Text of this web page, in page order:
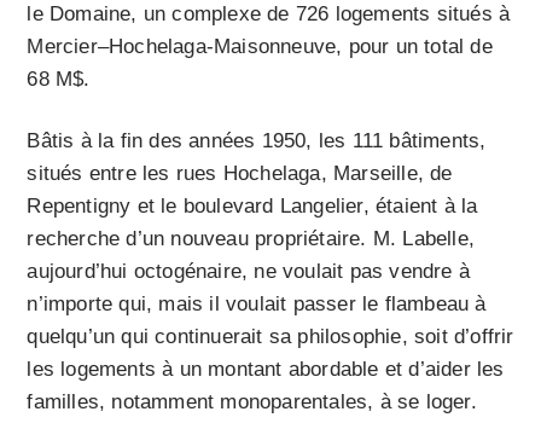
le Domaine, un complexe de 726 logements situés à
Mercier–Hochelaga-Maisonneuve, pour un total de
68 M$.
Bâtis à la fin des années 1950, les 111 bâtiments,
situés entre les rues Hochelaga, Marseille, de
Repentigny et le boulevard Langelier, étaient à la
recherche d’un nouveau propriétaire. M. Labelle,
aujourd’hui octogénaire, ne voulait pas vendre à
n’importe qui, mais il voulait passer le flambeau à
quelqu’un qui continuerait sa philosophie, soit d’offrir
les logements à un montant abordable et d’aider les
familles, notamment monoparentales, à se loger.